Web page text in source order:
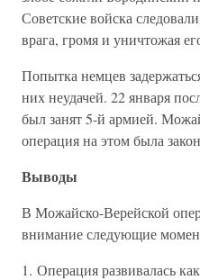
Советские войска
врага, громя и уничтожая
Попытка немцев
них неудачей. 22 января
был занят 5-й армией.
операция на этом была
Выводы
В Можайско-Верейской
внимание следующие
1. Операция развивалась